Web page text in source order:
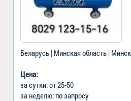
Беларусь | Минская область | Минск
Цена:
за сутки: от 25-50
за неделю: по запросу